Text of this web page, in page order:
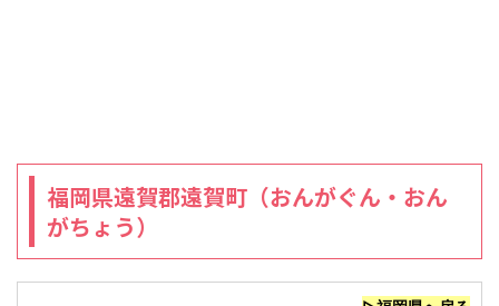
福岡県遠賀郡遠賀町（おんがぐん・おん
がちょう）